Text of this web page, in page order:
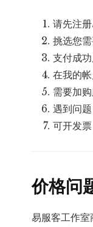
请先注
挑选您
支付成
在我的
需要加
遇到问
可开发票
价格问
易服客工作